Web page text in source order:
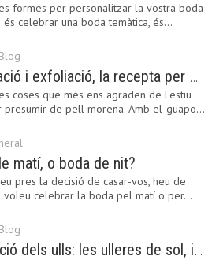
formes per personalitzar la vostra boda
és celebrar una boda temàtica, és…
Blog
Hidratació i exfoliació, la recepta per mantenir el bronzejat
coses que més ens agraden de l'estiu
presumir de pell morena. Amb el 'guapo…
matí, o boda de nit?
pres la decisió de casar-vos, heu de
voleu celebrar la boda pel matí o per…
Blog
Protecció dels ulls: les ulleres de sol, imprescindibles en una boda estiuenca